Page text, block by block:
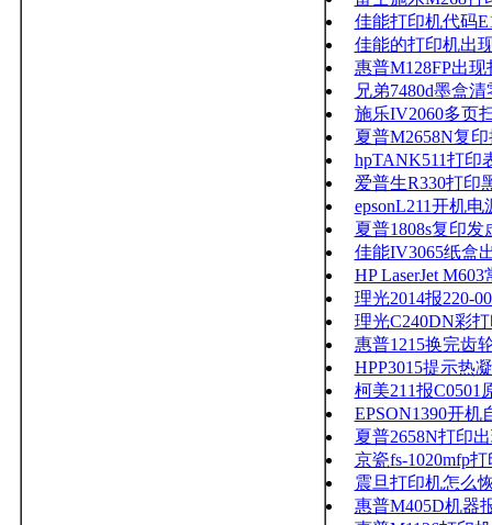
佳能打印机代码
佳能的打印机出
惠普M128FP出
兄弟7480d墨盒
施乐IV2060多页
夏普M2658N复
hpTANK511打印
爱普生R330打印
epsonL211开机
夏普1808s复印发
佳能IV3065纸盒
HP LaserJet
理光2014报220-
理光C240DN彩
惠普1215换完齿
HPP3015提示热
柯美211报C0501
EPSON1390开
夏普2658N打印
京瓷fs-1020mfp
震旦打印机怎么
惠普M405D机器